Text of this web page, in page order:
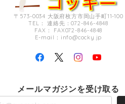
〒573-0034 大阪府枚方市岡山手町11-100
TEL： 連絡先：072-846-4848
FAX： FAX072-846-4848
E-mail： info@cocky.jp
メールマガジンを受け取る